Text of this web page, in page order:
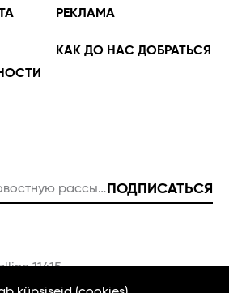
РЕКЛАМА
КАК ДО НАС ДОБРАТЬСЯ
Подпишитесь на новостную рассылку
адрес электронной почты
ПОДПИСАТЬСЯ
11415